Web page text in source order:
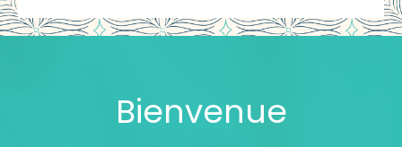
Bienvenue